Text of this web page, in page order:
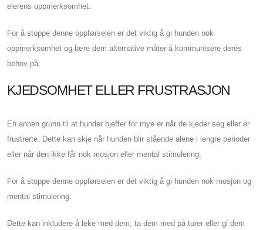
eierens oppmerksomhet.
For å stoppe denne oppførselen er det viktig å gi hunden nok
oppmerksomhet og lære dem alternative måter å kommunisere deres
behov på.
KJEDSOMHET ELLER FRUSTRASJON
En annen grunn til at hunder bjeffer for mye er når de kjeder seg eller er
frustrerte. Dette kan skje når hunden blir stående alene i lengre perioder
eller når den ikke får nok mosjon eller mental stimulering.
For å stoppe denne oppførselen er det viktig å gi hunden nok mosjon og
mental stimulering.
Dette kan inkludere å leke med dem, ta dem med på turer eller gi dem